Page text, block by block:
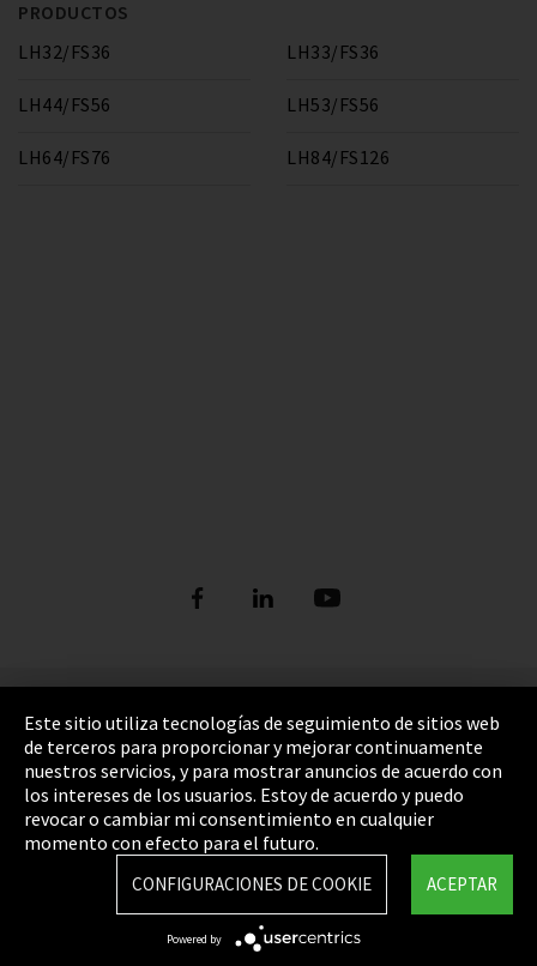
PRODUCTOS
LH32/FS36
LH33/FS36
LH44/FS56 LH53/FS56
LH64/FS76 LH84/FS126
Pie de imprenta
Política de privacidad
Cookie Settings
Términos y Condiciones
Mapa del sitio
Integrity Line
Este sitio utiliza tecnologías de seguimiento de sitios web
de terceros para proporcionar y mejorar continuamente
nuestros servicios, y para mostrar anuncios de acuerdo con
los intereses de los usuarios. Estoy de acuerdo y puedo
revocar o cambiar mi consentimiento en cualquier
momento con efecto para el futuro.
ACEPTAR
CONFIGURACIONES DE COOKIE
Powered by